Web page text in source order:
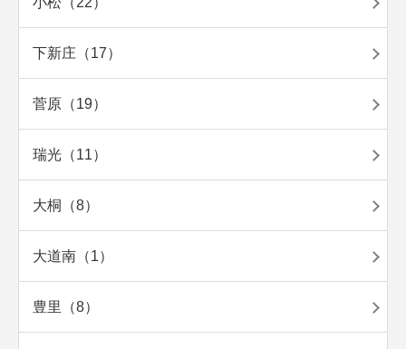
下新庄（17）
菅原（19）
瑞光（11）
大桐（8）
大道南（1）
豊里（8）